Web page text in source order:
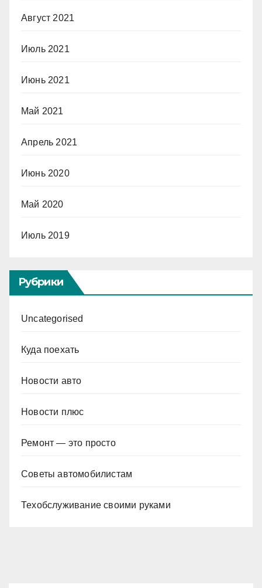
Август 2021
Июль 2021
Июнь 2021
Май 2021
Апрель 2021
Июнь 2020
Май 2020
Июль 2019
Рубрики
Uncategorised
Куда поехать
Новости авто
Новости плюс
Ремонт — это просто
Советы автомобилистам
Техобслуживание своими руками